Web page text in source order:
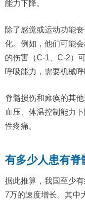
能力下降。
除了感觉或运动功能
化。例如，他们可能
的伤害（C-1、C-2）
呼吸能力，需要机械
脊髓损伤和瘫痪的其
血压、体温控制能力
性疼痛。
有多少人患有脊
据此推算，我国至少
7万的速度增长。其中